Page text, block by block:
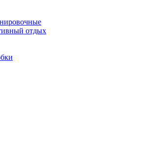
отдых